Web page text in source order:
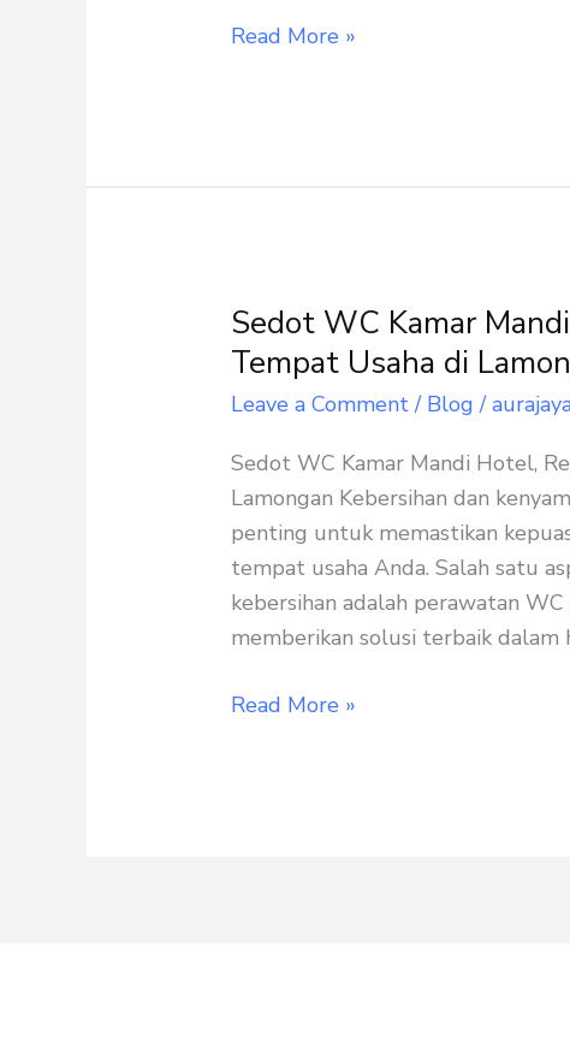
Read More »
Sedot WC Kamar
Tempat Usaha di
Leave a Comment / Blog /
Sedot WC Kamar Mandi Hotel,
Lamongan Kebersihan dan
penting untuk memastikan
tempat usaha Anda. Salah satu
kebersihan adalah perawatan
memberikan solusi terbaik dalam
Sedot
WC
Kamar
Hotel,
Restoran,
dan
Tempat
Usaha
di
Read More »